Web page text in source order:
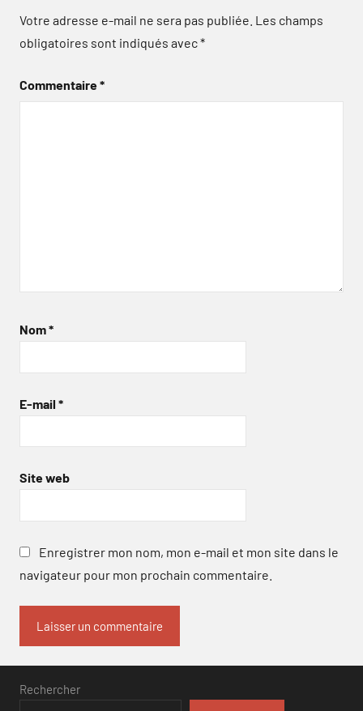
Votre adresse e-mail ne sera pas publiée. Les champs
obligatoires sont indiqués avec*
Commentaire*
Nom*
E-mail *
Site web
Enregistrer mon nom, mon e-mail et mon site dans le
navigateur pour mon prochain commentaire.
Rechercher